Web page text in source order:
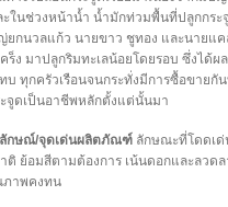
ะในช่วงหน้าน้ำ น้ำมักท่วมพื้นที่ปลูกกร
ยกนวลแก้ว นายขาว ชูทอง และนายแค
ร็ง มาปลูกริมทะเลน้อยโดยรอบ ซึ่งได้
บ ทุกครัวเรือนจนกระทั่งมีการซื้อขาย
จูดเป็นอาชีพหลักตั้งแต่นั้นมา
ลักษณ์/จุดเด่นผลิตภัณฑ์ ลักษณะที่โดดเ
ติ ย้อมสีตามต้องการ เน้นดอกและลว
าพคงทน